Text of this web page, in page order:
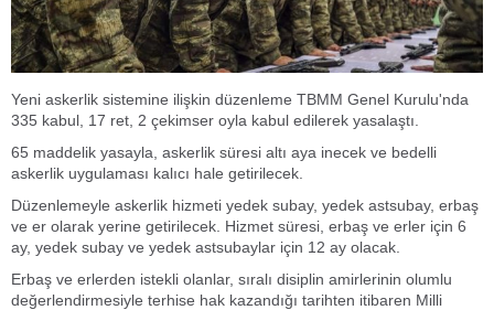
Yeni askerlik sistemine ilişkin düzenleme TBMM Genel Kurulu'nda
335 kabul, 17 ret, 2 çekimser oyla kabul edilerek yasalaştı.
65 maddelik yasayla, askerlik süresi altı aya inecek ve bedelli
askerlik uygulaması kalıcı hale getirilecek.
Düzenlemeyle askerlik hizmeti yedek subay, yedek astsubay, erbaş
ve er olarak yerine getirilecek. Hizmet süresi, erbaş ve erler için 6
ay, yedek subay ve yedek astsubaylar için 12 ay olacak.
Erbaş ve erlerden istekli olanlar, sıralı disiplin amirlerinin olumlu
değerlendirmesiyle terhise hak kazandığı tarihten itibaren Milli